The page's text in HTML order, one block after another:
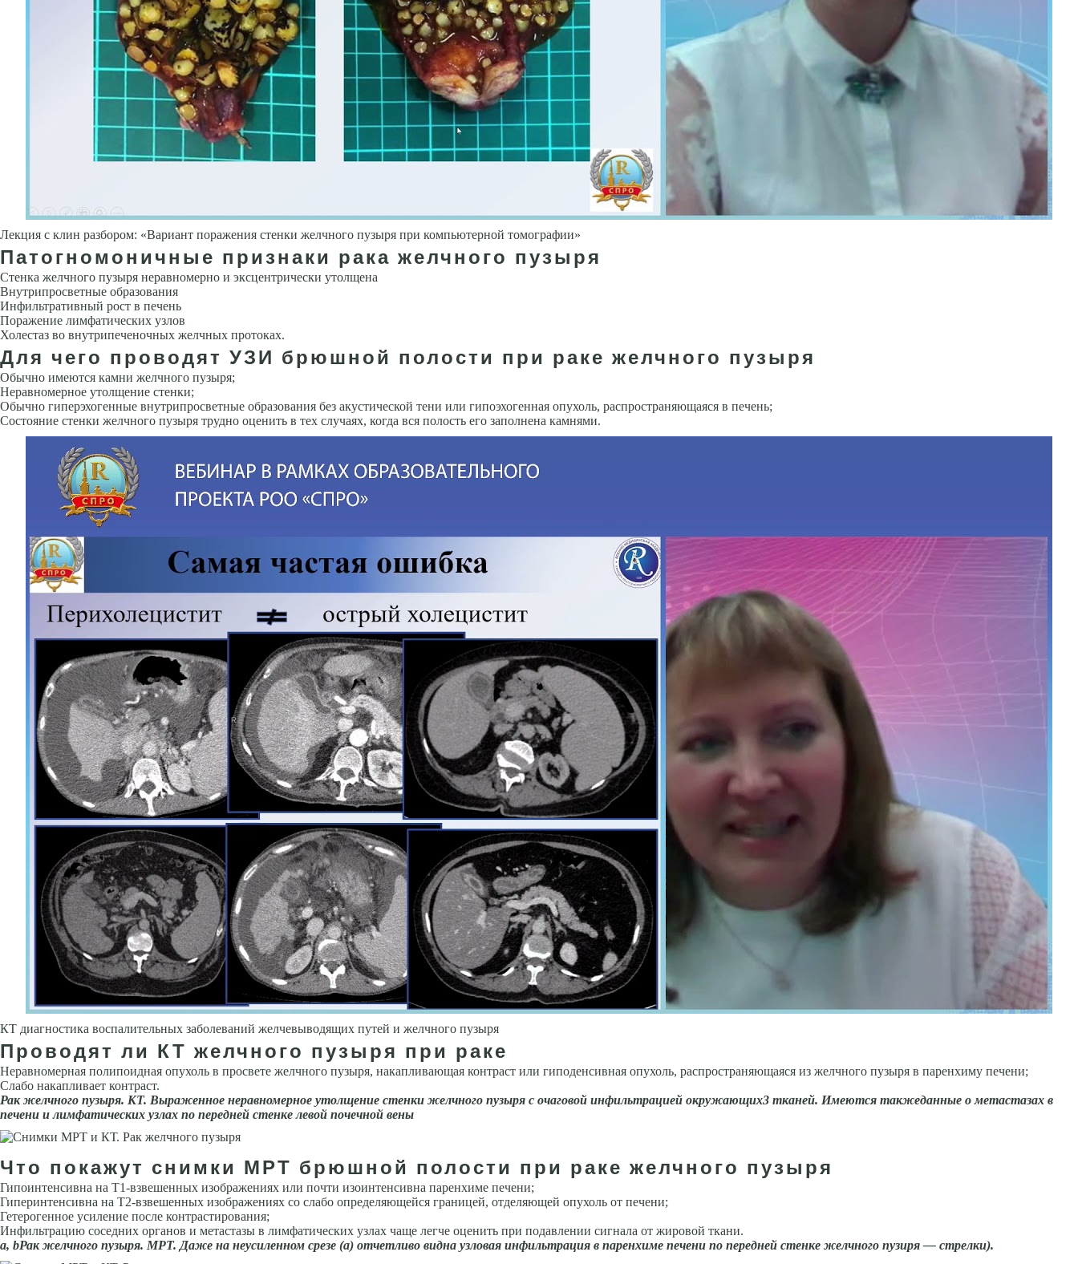
Лекция с клин разбором: «Вариант поражения стенки желчного пузыря при компьютерной томографии»
Патогномоничные признаки рака желчного пузыря
Стенка желчного пузыря неравномерно и эксцентрически утолщена
Внутрипросветные образования
Инфильтративный рост в печень
Поражение лимфатических узлов
Холестаз во внутрипеченочных желчных протоках.
Для чего проводят УЗИ брюшной полости при раке желчного пузыря
Обычно имеются камни желчного пузыря;
Неравномерное утолщение стенки;
Обычно гиперэхогенные внутрипросветные образования без акустической тени или гипоэхогенная опухоль, распространяющаяся в печень;
Состояние стенки желчного пузыря трудно оценить в тех случаях, когда вся полость его заполнена камнями.
КТ диагностика воспалительных заболеваний желчевыводящих путей и желчного пузыря
Проводят ли КТ желчного пузыря при раке
Неравномерная полипоидная опухоль в просвете желчного пузыря, накапливающая контраст или гиподенсивная опухоль, распространяющаяся из желчного пузыря в паренхиму печени;
Слабо накапливает контраст.
Рак желчного пузыря. КТ. Выраженное неравномерное утолще­ние стенки желчного пузыря с очаговой инфильтрацией окружающих3 тканей. Имеются такжеданные о метастазах в
печени и лимфатических узлах по передней стенке левой почечной вены
Что покажут снимки МРТ брюшной полости при раке желчного пузыря
Гипоинтенсивна на Т1-взвешенных изображениях или почти изоинтенсивна паренхиме печени;
Гиперинтенсивна на Т2-взвешенных изображениях со слабо определяющейся границей, отделяющей опухоль от печени;
Гетерогенное усиление после контрастирования;
Инфильтрацию соседних органов и метастазы в лимфатических узлах чаще легче оценить при подавлении сигнала от жировой ткани.
а, bРак желчного пузыря. МРТ. Даже на неусиленном срезе (а) отчетливо видна узловая инфильтрация в паренхиме печени по передней стенке желчного пузиря— стрелки).